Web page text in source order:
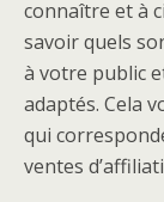
connaître et à
savoir quels
à votre public
adaptés. Cela
qui
ventes